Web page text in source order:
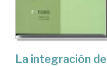
La integración